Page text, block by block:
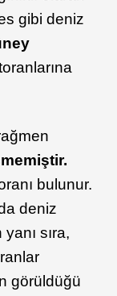
gibi deniz
bulunur.
deniz
sıra,
görüldüğü